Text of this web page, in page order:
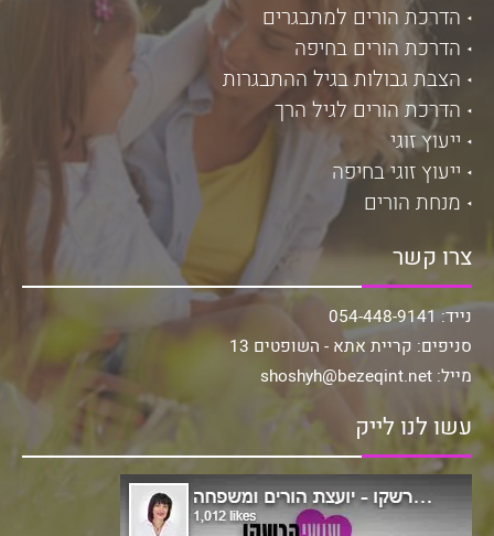
הדרכת הורים למתבגרים
הדרכת הורים בחיפה
הצבת גבולות בגיל ההתבגרות
הדרכת הורים לגיל הרך
ייעוץ זוגי
ייעוץ זוגי בחיפה
מנחת הורים
צרו קשר
נייד: 054-448-9141
סניפים: קריית אתא - השופטים 13
מייל: shoshyh@bezeqint.net
עשו לנו לייק